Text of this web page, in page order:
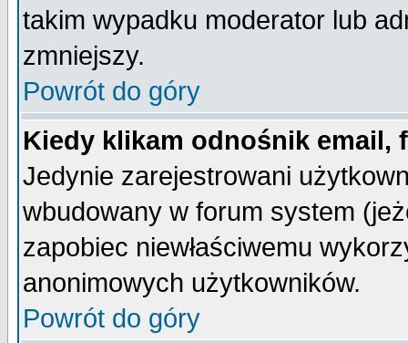
takim wypadku moderator lub
zmniejszy.
Powrót do góry
Kiedy klikam odnośnik email,
Jedynie zarejestrowani
wbudowany w forum system
zapobiec niewłaściwemu
anonimowych użytkowników.
Powrót do góry